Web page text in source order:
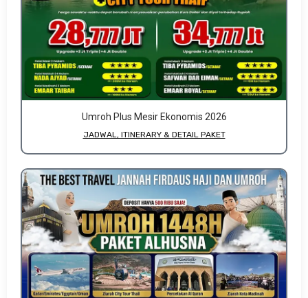
Umroh Plus Mesir Ekonomis 2026
JADWAL, ITINERARY & DETAIL PAKET